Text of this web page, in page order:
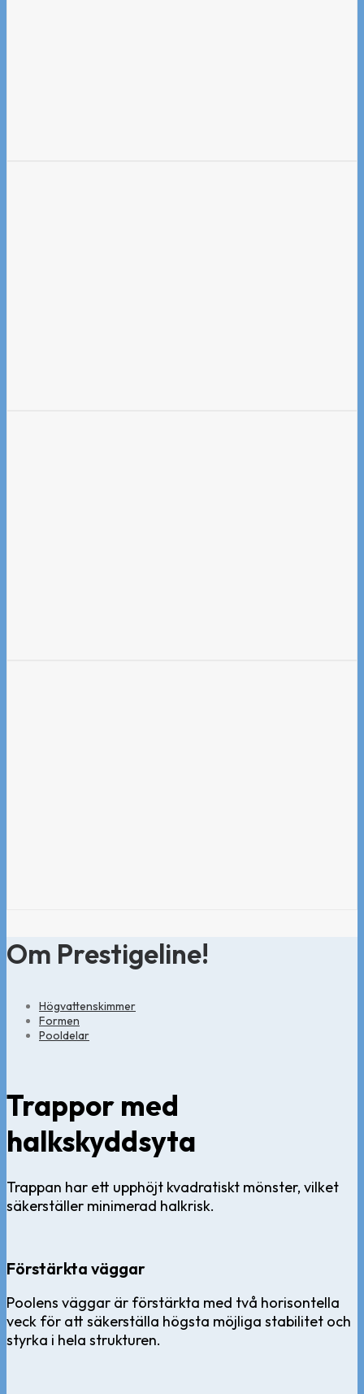
Om Prestigeline!
Högvattenskimmer
Formen
Pooldelar
Trappor med
halkskyddsyta
Trappan har ett upphöjt kvadratiskt mönster, vilket
säkerställer minimerad halkrisk.
Förstärkta väggar
Poolens väggar är förstärkta med två horisontella
veck för att säkerställa högsta möjliga stabilitet och
styrka i hela strukturen.